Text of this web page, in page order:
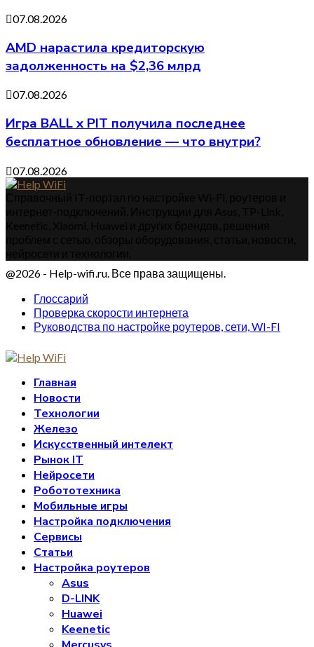
07.08.2026
AMD нарастила кредиторскую
задолженность на $2,36 млрд
07.08.2026
Игра BALL x PIT получила последнее
бесплатное обновление — что внутри?
07.08.2026
@2026 - Help-wifi.ru. Все права защищены.
Глоссарий
Проверка скорости интернета
Руководства по настройке роутеров, сети, WI-FI
Главная
Новости
Технологии
Железо
Искусственный интелект
Рынок IT
Нейросети
Робототехника
Мобильные игры
Настройка подключения
Сервисы
Статьи
Настройка роутеров
Asus
D-LINK
Huawei
Keenetic